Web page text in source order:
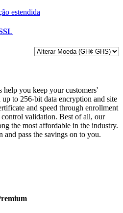
estendida
you keep your customers'
up to 256-bit data encryption and site
and speed through enrollment
validation. Best of all, our
the most affordable in the industry.
and pass the savings on to you.